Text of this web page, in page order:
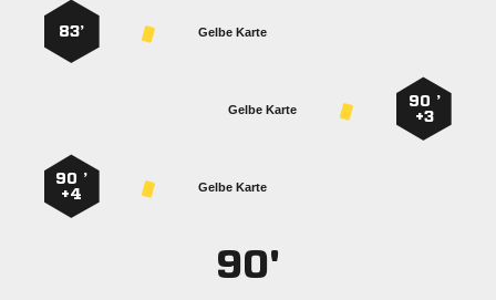
Gelbe Karte
83’
90 ’
+3
Gelbe Karte
Gelbe Karte
90 ’
+4
90'